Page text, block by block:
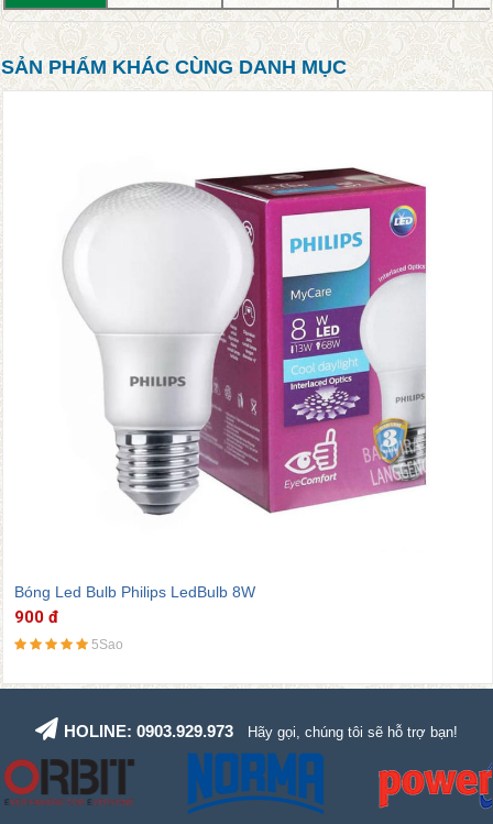
SẢN PHẨM KHÁC CÙNG DANH MỤC
8W
HOLINE: 0903.929.973 Hãy gọi, chúng tôi sẽ hỗ trợ bạn!